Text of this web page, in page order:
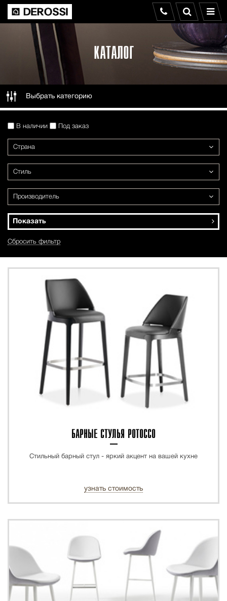
КАТАЛОГ
Выбрать категорию
В наличии Под заказ
Страна
Стиль
Производитель
Показать
Сбросить фильтр
БАРНЫЕ СТУЛЬЯ POTOCCO
Стильный барный стул - яркий акцент на вашей кухне
узнать стоимость